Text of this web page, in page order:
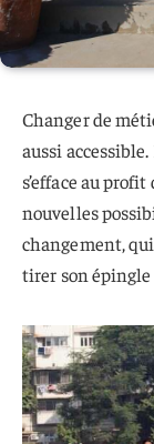
Changer de
aussi
s’efface au
nouvelles
changement,
tirer son épingle